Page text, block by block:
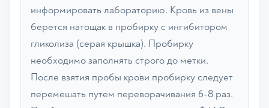
информировать лабораторию. Кровь из вены
берется натощак в пробирку с ингибитором
гликолиза (серая крышка). Пробирку
необходимо заполнять строго до метки.
После взятия пробы крови пробирку следует
перемешать путем переворачивания 6-8 раз.